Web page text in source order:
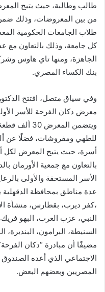
من بين المعروضات، وذلك
طلاب الجامعات الحكومية
كل جامعة، وذلك بالتعاون
بنك الكساء المصري.
وفي سياق متصل، افتتح
معرض دكان الفرحة للأسر
ويتضمن
بالتعاون مع جمعية الأورمان
الأسر المستحقة والأولى
عدة مناطق بمحافظة
،كفر ديرب، بقطارس، منشأة
النبي، عزب العرب، البهو
السنيطة، البرامون، البنديرة،
مضيفًا أن مبادرة “دكان
الاجتماعي الذي أعده
المصريين وبعضهم البعض.